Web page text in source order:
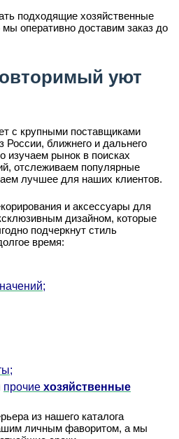
подходящие хозяйственные
оперативно доставим заказ до
уют
с крупными поставщиками
России, ближнего и дальнего
рынок в поисках
отслеживаем популярные
лучшее для наших клиентов.
и аксессуары для
дизайном, которые
подчеркнут стиль
время:
прочие хозяйственные
из нашего каталога
личным фаворитом, а мы